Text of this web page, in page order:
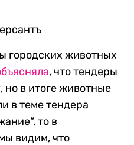
городских животных
, что тендеры
в итоге животные
в теме тендера
то в
видим, что